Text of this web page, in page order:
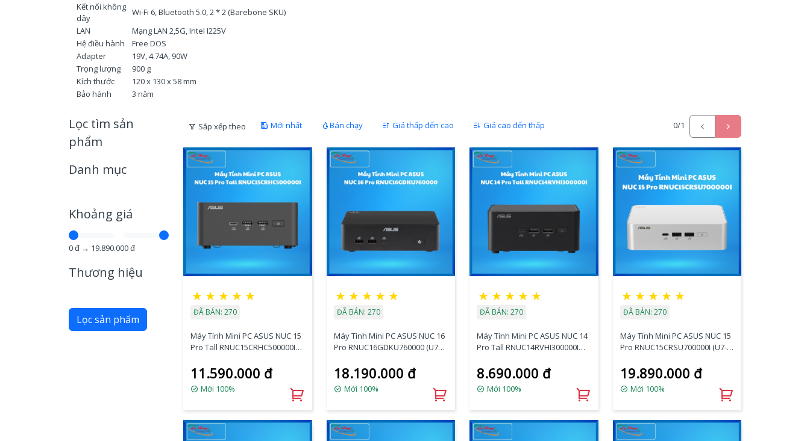
Kết nối không
dây
Wi-Fi 6, Bluetooth 5.0, 2 * 2 (Barebone SKU)
LAN
Mạng LAN 2,5G, Intel I225V
Hệ điều hành
Free DOS
Adapter
19V, 4.74A, 90W
Trọng lượng
900 g
Kích thước
120 x 130 x 58 mm
Bảo hành
3 năm
Lọc tìm sản
phẩm
Danh mục
Khoảng giá
0đ → 19.890.000đ
Thương hiệu
Lọc sản phẩm
Sắp xếp theo Mới nhất Bán chạy Giá thấp đến cao Giá cao đến thấp 0/1
★ ★ ★ ★ ★
ĐÃ BÁN: 270
Máy Tính Mini PC ASUS NUC 15
Pro Tall RNUC15CRHC500000I
5600/2xNVMe,SATA/ 2x HDMI
2.1/2x Thunderbolt/ VESA
MOUNT)
11.590.000 đ
Mới 100%
★ ★ ★ ★ ★
ĐÃ BÁN: 270
Máy Tính Mini PC ASUS NUC 16
Pro RNUC16GDKU760000 (U7
2x HDMI 2.1/2x
Thunderbolt/WIFI 7/BT 6.0/
VESA MOUNT)
18.190.000 đ
Mới 100%
★ ★ ★ ★ ★
ĐÃ BÁN: 270
Máy Tính Mini PC ASUS NUC 14
Pro Tall RNUC14RVHI300000I
HDMI 2.1/2x Thunderbolt/ VESA
MOUNT)
8.690.000 đ
Mới 100%
★ ★ ★ ★ ★
ĐÃ BÁN: 270
Máy Tính Mini PC ASUS NUC 15
Pro RNUC15CRSU700000I (U7-
5600/2xNVMe,SATA/ 2x HDMI
2.1/2x Thunderbolt/ VESA
MOUNT/WHITE)
19.890.000 đ
Mới 100%